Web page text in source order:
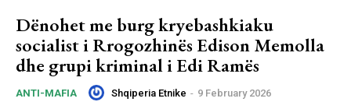
Dënohet me burg kryebashkiaku
socialist i Rrogozhinës Edison Memolla
dhe grupi kriminal i Edi Ramës
ANTI-MAFIA Shqiperia Etnike - 9 February 2026